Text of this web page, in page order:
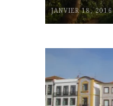
JANVIER 18, 2016